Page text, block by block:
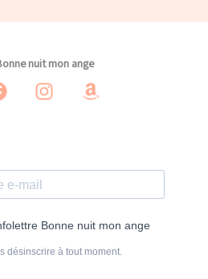
nuit mon ange
Bonne nuit mon ange
désinscrire à tout moment.